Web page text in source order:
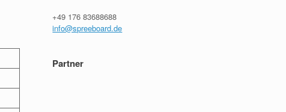
+49 176 83688688
info@spreeboard.de
Partner